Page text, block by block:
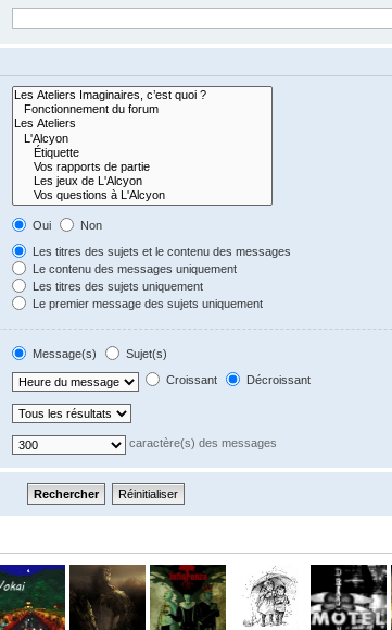
Oui
Non
Les titres des sujets et le contenu des messages
Le contenu des messages uniquement
Les titres des sujets uniquement
Le premier message des sujets uniquement
Message(s)
Sujet(s)
Croissant Décroissant
caractère(s) des messages